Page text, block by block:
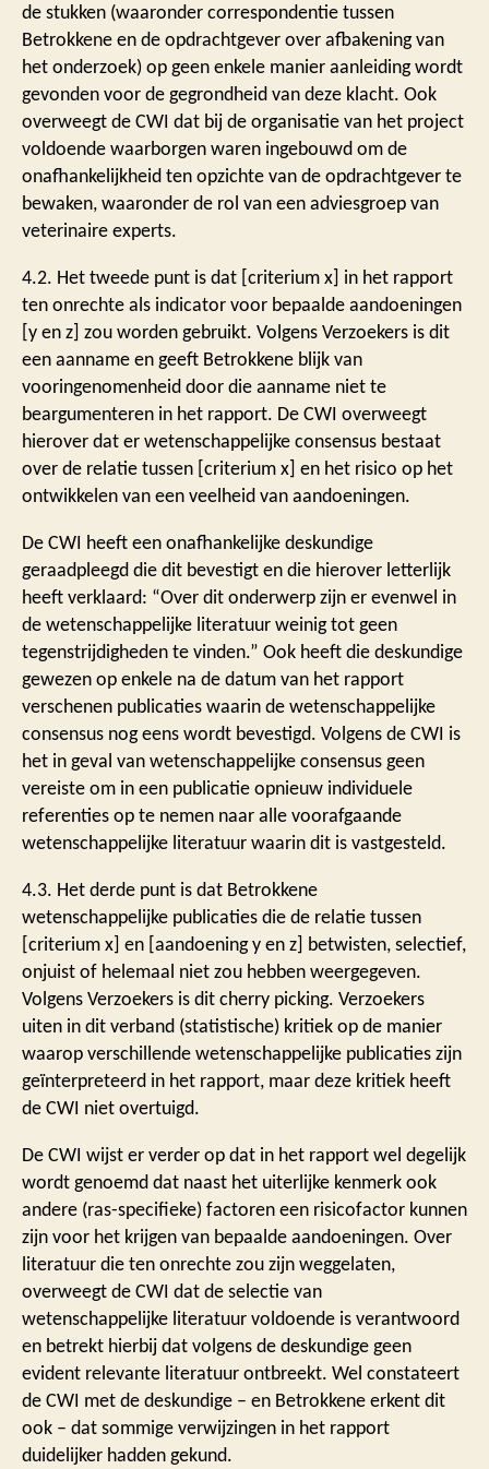
de stukken (waaronder correspondentie tussen
Betrokkene en de opdrachtgever over afbakening van
het onderzoek) op geen enkele manier aanleiding wordt
gevonden voor de gegrondheid van deze klacht. Ook
overweegt de CWI dat bij de organisatie van het project
voldoende waarborgen waren ingebouwd om de
onafhankelijkheid ten opzichte van de opdrachtgever te
bewaken, waaronder de rol van een adviesgroep van
veterinaire experts.
4.2. Het tweede punt is dat [criterium x] in het rapport
ten onrechte als indicator voor bepaalde aandoeningen
[y en z] zou worden gebruikt. Volgens Verzoekers is dit
een aanname en geeft Betrokkene blijk van
vooringenomenheid door die aanname niet te
beargumenteren in het rapport. De CWI overweegt
hierover dat er wetenschappelijke consensus bestaat
over de relatie tussen [criterium x] en het risico op het
ontwikkelen van een veelheid van aandoeningen.
De CWI heeft een onafhankelijke deskundige
geraadpleegd die dit bevestigt en die hierover letterlijk
heeft verklaard: “Over dit onderwerp zijn er evenwel in
de wetenschappelijke literatuur weinig tot geen
tegenstrijdigheden te vinden.” Ook heeft die deskundige
gewezen op enkele na de datum van het rapport
verschenen publicaties waarin de wetenschappelijke
consensus nog eens wordt bevestigd. Volgens de CWI is
het in geval van wetenschappelijke consensus geen
vereiste om in een publicatie opnieuw individuele
referenties op te nemen naar alle voorafgaande
wetenschappelijke literatuur waarin dit is vastgesteld.
4.3. Het derde punt is dat Betrokkene
wetenschappelijke publicaties die de relatie tussen
[criterium x] en [aandoening y en z] betwisten, selectief,
onjuist of helemaal niet zou hebben weergegeven.
Volgens Verzoekers is dit cherry picking. Verzoekers
uiten in dit verband (statistische) kritiek op de manier
waarop verschillende wetenschappelijke publicaties zijn
geïnterpreteerd in het rapport, maar deze kritiek heeft
de CWI niet overtuigd.
De CWI wijst er verder op dat in het rapport wel degelijk
wordt genoemd dat naast het uiterlijke kenmerk ook
andere (ras-specifieke) factoren een risicofactor kunnen
zijn voor het krijgen van bepaalde aandoeningen. Over
literatuur die ten onrechte zou zijn weggelaten,
overweegt de CWI dat de selectie van
wetenschappelijke literatuur voldoende is verantwoord
en betrekt hierbij dat volgens de deskundige geen
evident relevante literatuur ontbreekt. Wel constateert
de CWI met de deskundige – en Betrokkene erkent dit
ook – dat sommige verwijzingen in het rapport
duidelijker hadden gekund.